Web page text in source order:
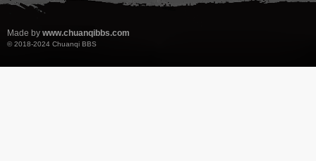
Made by www.chuanqibbs.com
© 2018-2024 Chuanqi BBS